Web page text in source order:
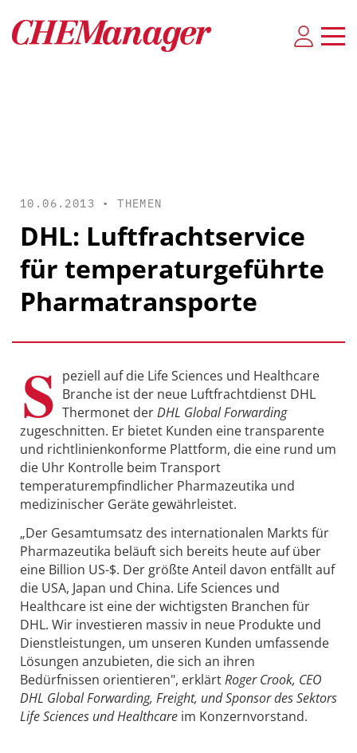
10.06.2013 •THEMEN
DHL: Luftfrachtservice
für temperaturgeführte
Pharmatransporte
S peziell auf die Life Sciences und Healthcare
Branche ist der neue Luftfrachtdienst DHL
Thermonet derDHL Global Forwarding
zugeschnitten. Er bietet Kunden eine transparente
und richtlinienkonforme Plattform, die eine rund um
die Uhr Kontrolle beim Transport
temperaturempfindlicher Pharmazeutika und
medizinischer Geräte gewährleistet.
„Der Gesamtumsatz des internationalen Markts für
Pharmazeutika beläuft sich bereits heute auf über
eine Billion US-$. Der größte Anteil davon entfällt auf
die USA, Japan und China. Life Sciences und
Healthcare ist eine der wichtigsten Branchen für
DHL. Wir investieren massiv in neue Produkte und
Dienstleistungen, um unseren Kunden umfassende
Lösungen anzubieten, die sich an ihren
Bedürfnissen orientieren", erklärtRoger Crook, CEO
DHL Global Forwarding, Freight, und Sponsor des Sektors
Life Sciences und Healthcare im Konzernvorstand.